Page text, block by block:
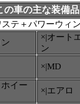
の車の主な装備品
テ＋パワーウィ
×|オート
ン
×|MD
イー
×|エアロ